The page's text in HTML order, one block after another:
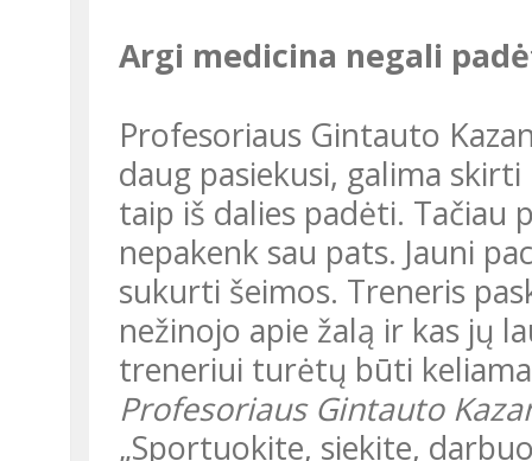
Argi medicina negali
Profesoriaus Gintauto
daug pasiekusi, galima
taip iš dalies padėti. Tačiau
nepakenk sau pats. Jauni
sukurti šeimos. Treneris
nežinojo apie žalą ir kas jų
treneriui turėtų būti
Profesoriaus Gintauto
„Sportuokite, siekite, darbuokitės – kiekvienas turite galimybių.